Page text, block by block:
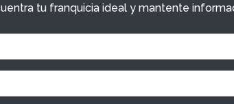
tu franquicia ideal y mantente